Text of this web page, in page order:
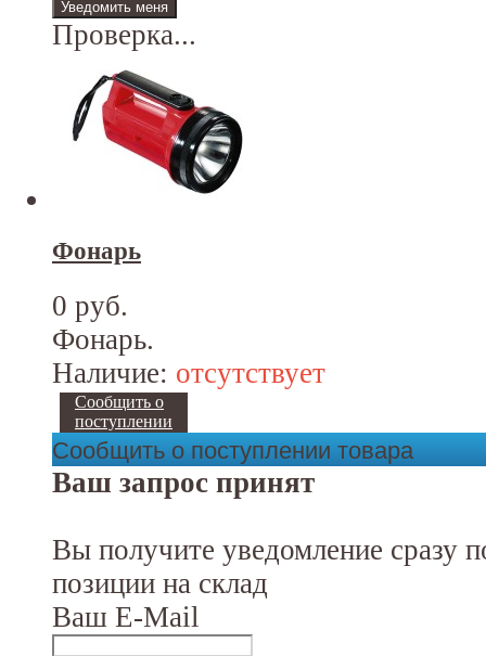
Проверка...
Фонарь
0 руб.
Фонарь.
Наличие: отсутствует
Сообщить о
поступлении
Сообщить о поступлении товара
Ваш запрос принят
Вы получите уведомление сразу
позиции на склад
Ваш E-Mail